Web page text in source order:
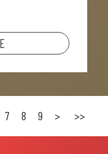
7 8 9 > >>